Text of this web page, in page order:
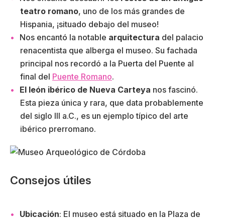
teatro romano, uno de los más grandes de
Hispania, ¡situado debajo del museo!
Nos encantó la notable arquitectura del palacio
renacentista que alberga el museo. Su fachada
principal nos recordó a la Puerta del Puente al
final del Puente Romano.
El león ibérico de Nueva Carteya nos fascinó.
Esta pieza única y rara, que data probablemente
del siglo III a.C., es un ejemplo típico del arte
ibérico prerromano.
Consejos útiles
Ubicación: El museo está situado en la Plaza de